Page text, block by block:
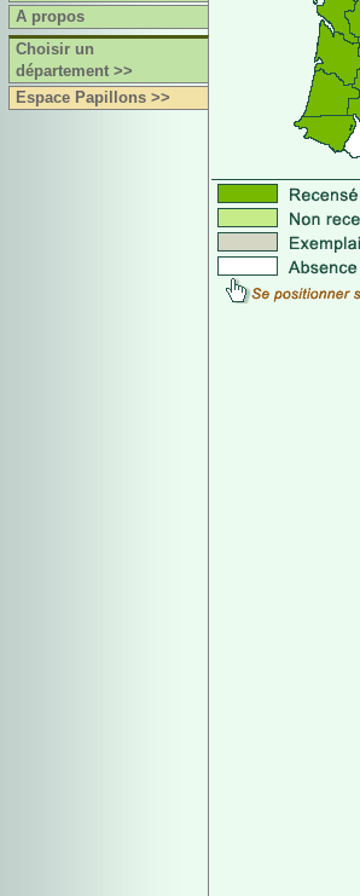
A propos
Choisir un
département >>
Espace Papillons >>